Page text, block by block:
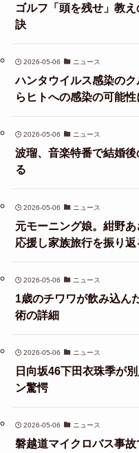
ゴルフ「頭を残せ」教
訣
2026-05-06 ニュース
ハンタウイルス感染の
らヒトへの感染の可能
2026-05-06 ニュース
波瑠、音楽特番で結婚
る
2026-05-06 ニュース
元モーニング娘。紺野
応援し家族旅行を振り返
2026-05-06 ニュース
1歳のチワワが飲み込ん
術の詳細
2026-05-06 ニュース
日向坂46下田衣珠季が
ン驚愕
2026-05-06 ニュース
磐越道マイクロバス事